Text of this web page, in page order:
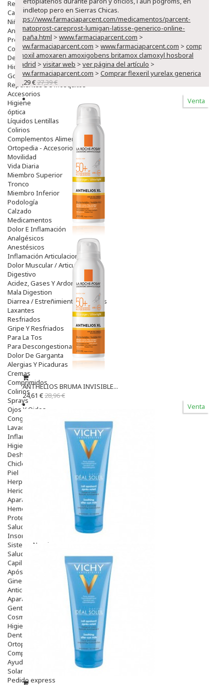
Regalos
Canastilla
Niños
Antipiojos
Protección Solar
Complementos Alimentarios
Dentales
Hidratantes
Golpes Y Hematomas
Repelentes De Mosquitos
Accesorios
Higiene
óptica
Líquidos Lentillas
Colirios
Complementos Alimentarios.
Ortopedia - Accesorios
Movilidad
Vida Diaria
Miembro Superior
Tronco
Miembro Inferior
Podología
Calzado
Medicamentos
Dolor E Inflamación
Analgésicos
Anestésicos
Inflamación Articulaciones
Dolor Muscular / Articular
Digestivo
Acidez, Gases Y Ardores
Mala Digestion
Diarrea / Estreñimiento / Vómitos
Laxantes
Resfriados
Gripe Y Resfriados
Para La Tos
Para Descongestionar La Nariz
Dolor De Garganta
Alergias Y Picaduras
Cremas
Comprimidos
Colirios
Sprays
Ojos Y Oidos
Congestión
Lavado Ojos
Inflamación Del Oido (otitis)
Higiene Oido
Deshabituación Tabaquismo
Chicles
Piel
Herpes Y Hongos
Heridas Y úlceras
Aparato Genital
Hemorroides
Protectores Y Emolientes
Salud
Insomnio
Sistema Nervioso
Salud Bucodental
Capilar
Apósitos
Ginecología
Anticonceptivos
Aparato Genital
Gente Mayor
Cosmética
Higiene
Dentales
Ortopedia
Complementos Nutricionales.
Ayudas
Solares
Pedido express
Spindletop pero en Sierras Chicas.
https://www.farmaciaparcent.com/medicamentos/parcent-
bimatoprost-careprost-lumigan-latisse-generico-online-
españa.html > www.farmaciaparcent.com >
www.farmaciaparcent.com > www.farmaciaparcent.com > compra
amoxil amoxaren amoxigobens britamox clamoxyl hosboral
madrid > visitar web > ver página del artículo >
www.farmaciaparcent.com > Comprar flexeril yurelax generica
23,29 €27,39 €
Venta
ANTHELIOS BRUMA INVISIBLE...
24,61 €28,96 €
Venta